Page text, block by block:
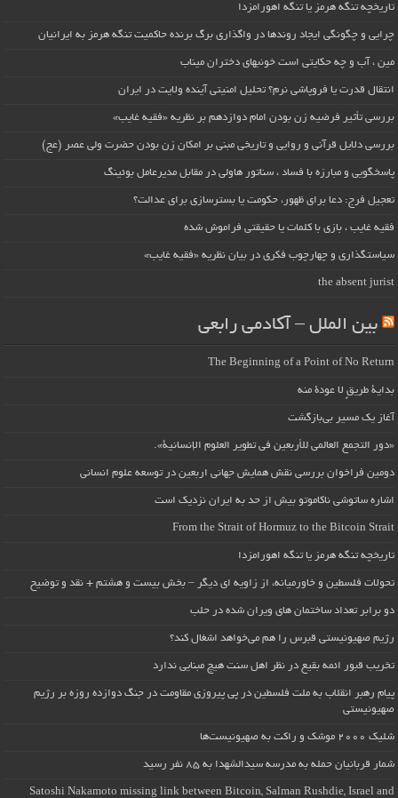
تاریخچه تنگه هرمز یا تنگه اهورامزدا
چرایی و چگونگی ایجاد روندها در واگذاری برگ برنده حاکمیت تنگه هرمز به ایرانیان
مین ، آب و چه حکایتی است خونبهای دختران میناب
انتقال قدرت یا فروپاشی نرم؟ تحلیل امنیتی آینده ولایت در ایران
بررسی تأثیر فرضیه زن بودن امام دوازدهم بر نظریه «فقیه غایب»
بررسی دلایل قرآنی و روایی و تاریخی مبنی بر امکان زن بودن حضرت ولی عصر (عج)
پاسخگویی و مبارزه با فساد ، سناتور هاولی در مقابل مدیرعامل بوئینگ
تعجیل فرج: دعا برای ظهور، حکومت یا بسترسازی برای عدالت؟
فقیه غایب ، بازی با کلمات یا حقیقتی فراموش شده
سیاستگذاری و چهارچوب فکری در بیان نظریه «فقیه غایب»
the absent jurist
بین الملل – آکادمی رابعی
The Beginning of a Point of No Return
بداية طريقٍ لا عودة منه
آغاز یک مسیر بی‌بازگشت
«دور التجمع العالمي للأربعين في تطوير العلوم الإنسانية».
دومین فراخوان بررسی نقش همایش جهانی اربعین در توسعه علوم انسانی
اشاره ساتوشی ناکاموتو بیش از حد به ایران نزدیک است
From the Strait of Hormuz to the Bitcoin Strait
تاریخچه تنگه هرمز یا تنگه اهورامزدا
تحولات فلسطین و خاورمیانه، از زاویه ای دیگر – بخش بیست و هشتم + نقد و توضیح
دو برابر تعداد ساختمان های ویران شده در حلب
رژیم صهیونیستی قبرس را هم می‌خواهد اشغال کند؟
تخریب قبور ائمه بقیع در نظر اهل سنت هیچ مبنایی ندارد
پیام رهبر انقلاب به ملت فلسطین در پی پیروزی مقاومت در جنگ دوازده روزه بر رژیم
صهیونیستی
شلیک ۲۰۰۰ موشک و راکت به صهیونیست‌ها
شمار قربانیان حمله به مدرسه سیدالشهدا به ۸۵ نفر رسید
Satoshi Nakamoto missing link between Bitcoin, Salman Rushdie, Israel and